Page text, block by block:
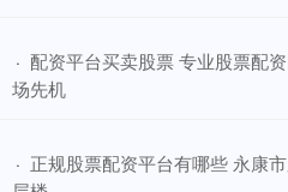
· 配资平台买卖股票 专业股票配
场先机
· 正规股票配资平台有哪些 永康